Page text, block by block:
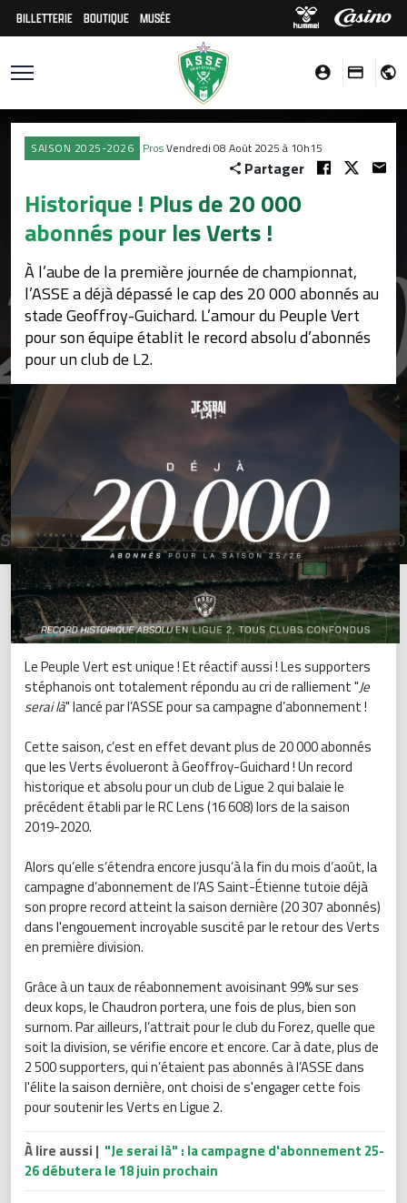
BILLETTERIE BOUTIQUE MUSÉE
SAISON 2025-2026 ProsVendredi 08 Août 2025 à 10h15
Partager
Historique ! Plus de 20 000
abonnés pour les Verts !
À l’aube de la première journée de championnat,
l’ASSE a déjà dépassé le cap des 20 000 abonnés au
stade Geoffroy-Guichard. L’amour du Peuple Vert
pour son équipe établit le record absolu d’abonnés
pour un club de L2.
Le Peuple Vert est unique ! Et réactif aussi ! Les supporters
stéphanois ont totalement répondu au cri de ralliement "Je
serai là" lancé par l’ASSE pour sa campagne d’abonnement !
Cette saison, c’est en effet devant plus de 20 000 abonnés
que les Verts évolueront à Geoffroy-Guichard ! Un record
historique et absolu pour un club de Ligue 2 qui balaie le
précédent établi par le RC Lens (16 608) lors de la saison
2019-2020.
Alors qu’elle s’étendra encore jusqu’à la fin du mois d’août, la
campagne d’abonnement de l’AS Saint-Étienne tutoie déjà
son propre record atteint la saison dernière (20 307 abonnés)
dans l'engouement incroyable suscité par le retour des Verts
en première division.
Grâce à un taux de réabonnement avoisinant 99% sur ses
deux kops, le Chaudron portera, une fois de plus, bien son
surnom. Par ailleurs, l’attrait pour le club du Forez, quelle que
soit la division, se vérifie encore et encore. Car à date, plus de
2 500 supporters, qui n’étaient pas abonnés à l’ASSE dans
l'élite la saison dernière, ont choisi de s'engager cette fois
pour soutenir les Verts en Ligue 2.
À lire aussi | "Je serai là" : la campagne d'abonnement 25-
26 débutera le 18 juin prochain